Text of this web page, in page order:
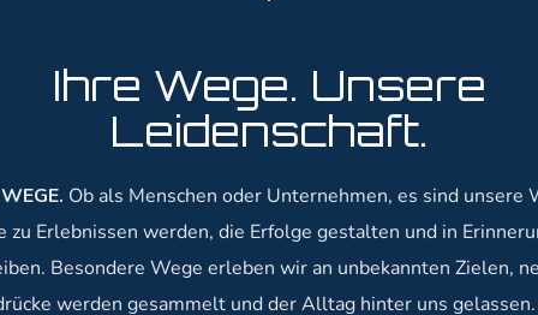
Ihre Wege. Unsere
Leidenschaft.
Ob als Menschen oder Unternehmen, es sind unsere
zu Erlebnissen werden, die Erfolge gestalten und in
Besondere Wege erleben wir an unbekannten Zielen,
werden gesammelt und der Alltag hinter uns